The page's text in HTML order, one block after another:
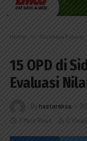
Home » Surabaya Future
15 OPD di
Evaluasi
By hastareksa
3 Mins Read 0 Views